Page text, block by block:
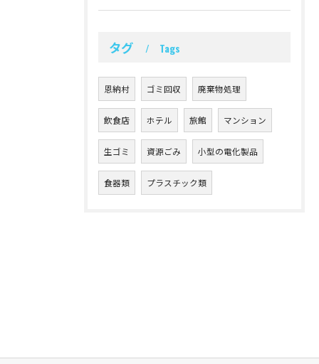
タグ Tags
恩納村 ゴミ回収 廃棄物処理
飲食店 ホテル 旅館 マンション
生ゴミ 資源ごみ 小型の電化製品
食器類 プラスチック類